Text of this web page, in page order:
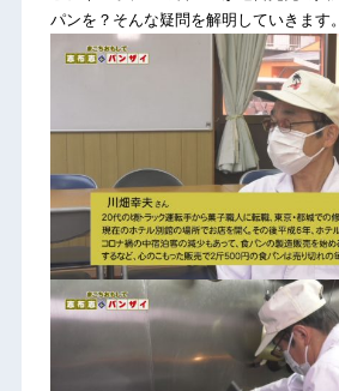
パンを？そんな疑問を解明していきます。